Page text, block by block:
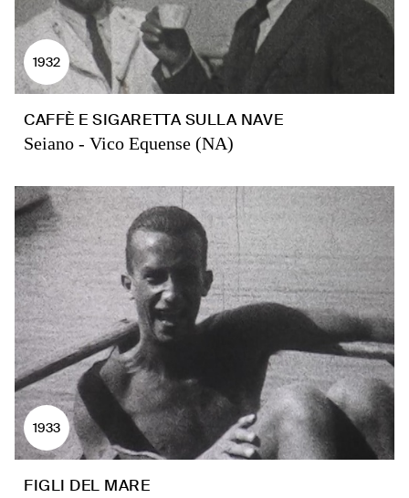
1932
CAFFÈ E SIGARETTA SULLA NAVE
Seiano - Vico Equense (NA)
1933
FIGLI DEL MARE